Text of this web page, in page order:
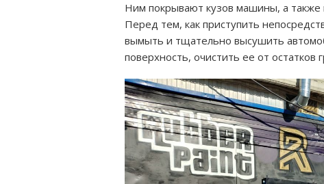
Ним покрывают кузов машины, а также
Перед тем, как приступить
вымыть и тщательно высушить
поверхность, очистить ее от остатков